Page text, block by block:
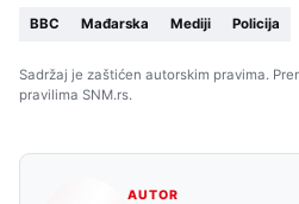
BBC Mađarska Mediji Policija
Sadržaj je zaštićen autorskim pravima.
pravilima SNM.rs.
AUTOR